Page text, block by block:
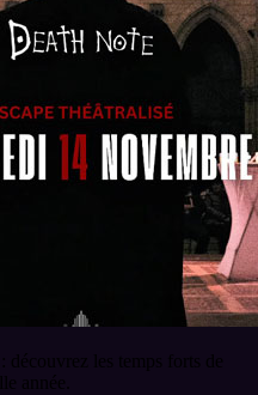
découvrez les temps forts de
année.